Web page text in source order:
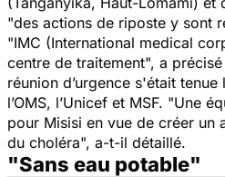
"des actions de riposte y sont
"IMC (International medical
centre de traitement", a
réunion d’urgence s'était
l’OMS, l’Unicef et MSF. "Une
pour Misisi en vue de créer un
du choléra", a-t-il détaillé.
"Sans eau potable"